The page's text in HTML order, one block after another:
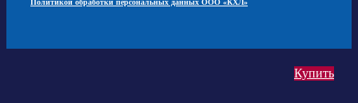
Купить
Политикой обработки персональных данных ООО «КХЛ»